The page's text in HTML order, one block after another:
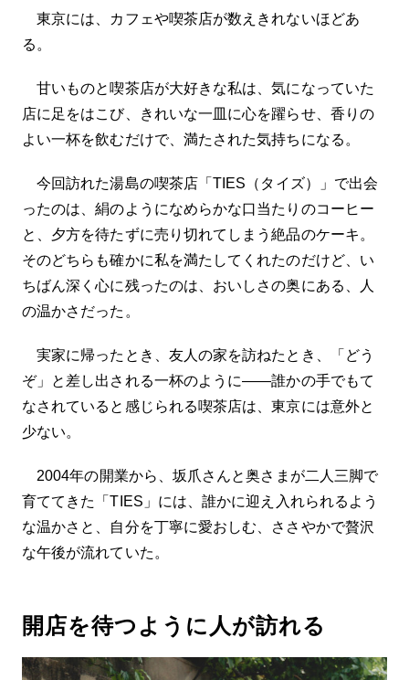
東京には、カフェや喫茶店が数えきれないほどあ
る。
甘いものと喫茶店が大好きな私は、気になっていた
店に足をはこび、きれいな一皿に心を躍らせ、香りの
よい一杯を飲むだけで、満たされた気持ちになる。
今回訪れた湯島の喫茶店「TIES（タイズ）」で出会
ったのは、絹のようになめらかな口当たりのコーヒー
と、夕方を待たずに売り切れてしまう絶品のケーキ。
そのどちらも確かに私を満たしてくれたのだけど、い
ちばん深く心に残ったのは、おいしさの奥にある、人
の温かさだった。
実家に帰ったとき、友人の家を訪ねたとき、「どう
ぞ」と差し出される一杯のように――誰かの手でもて
なされていると感じられる喫茶店は、東京には意外と
少ない。
2004年の開業から、坂爪さんと奥さまが二人三脚で
育ててきた「TIES」には、誰かに迎え入れられるよう
な温かさと、自分を丁寧に愛おしむ、ささやかで贅沢
な午後が流れていた。
開店を待つように人が訪れる